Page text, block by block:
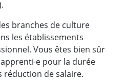
branches de culture
les établissements
Vous êtes bien sûr
pour la durée
réduction de salaire.